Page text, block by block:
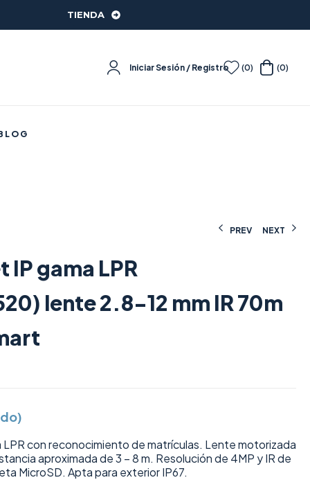
TIENDA
Iniciar Sesión / Registro (0) (0)
PREV NEXT
IP gama LPR
lente 2.8-12 mm IR 70m
LPR con reconocimiento de matrículas. Lente motorizada
aproximada de 3 – 8 m. Resolución de 4MP y IR de
MicroSD. Apta para exterior IP67.